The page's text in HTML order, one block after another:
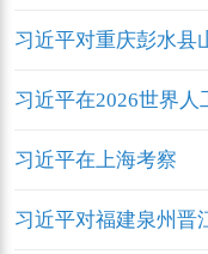
习近平对重庆彭水县
习近平在上海考察